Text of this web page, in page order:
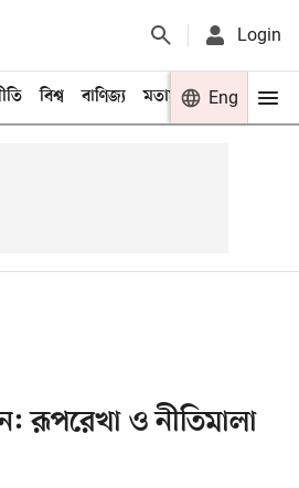
Login
বিশ্ব বাণিজ্য মতামত খেলা
Eng
রূপরেখা ও নীতিমালা